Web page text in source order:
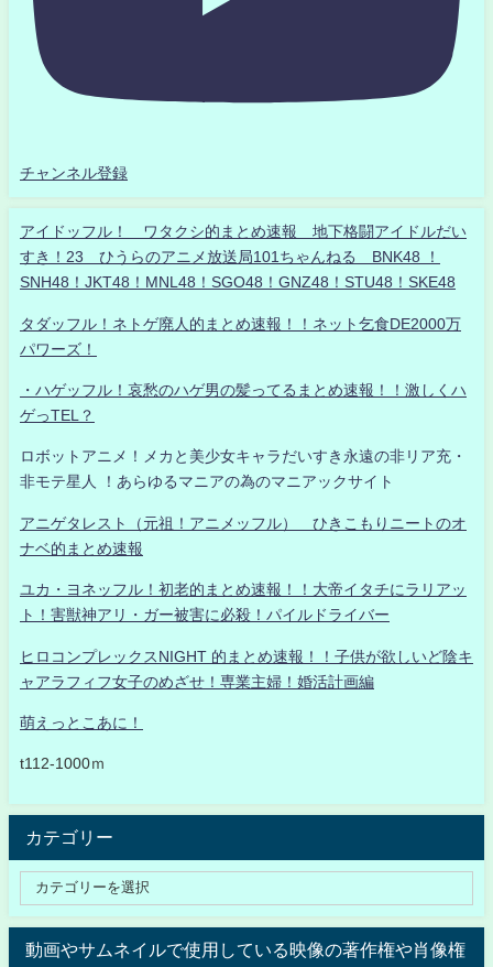
チャンネル登録
アイドッフル！ ワタクシ的まとめ速報 地下格闘アイドルだい
すき！23 ひうらのアニメ放送局101ちゃんねる BNK48 ！
SNH48！JKT48！MNL48！SGO48！GNZ48！STU48！SKE48
タダッフル！ネトゲ廃人的まとめ速報！！ネット乞食DE2000万
パワーズ！
・ハゲッフル！哀愁のハゲ男の髪ってるまとめ速報！！激しくハ
ゲっTEL？
ロボットアニメ！メカと美少女キャラだいすき永遠の非リア充・
非モテ星人 ！あらゆるマニアの為のマニアックサイト
アニゲタレスト（元祖！アニメッフル） ひきこもりニートのオ
ナベ的まとめ速報
ユカ・ヨネッフル！初老的まとめ速報！！大帝イタチにラリアッ
ト！害獣神アリ・ガー被害に必殺！パイルドライバー
ヒロコンプレックスNIGHT 的まとめ速報！！子供が欲しいど陰キ
ャアラフィフ女子のめざせ！専業主婦！婚活計画編
萌えっとこあに！
t112-1000ｍ
カテゴリー
動画やサムネイルで使用している映像の著作権や肖像権